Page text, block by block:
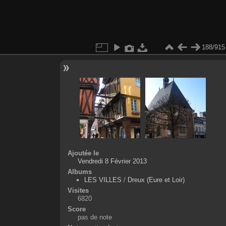
188/915
Ajoutée le
Vendredi 8 Février 2013
Albums
LES VILLES / Dreux (Eure et Loir)
Visites
6820
Score
pas de note